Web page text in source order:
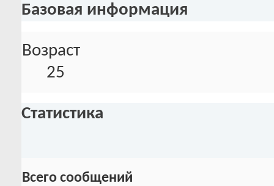
Базовая информация
Возраст
25
Статистика
Всего сообщений